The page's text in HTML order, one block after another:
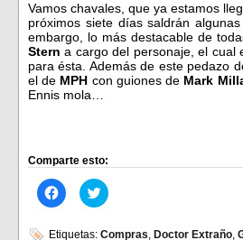
Vamos chavales, que ya estamos
próximos siete días saldrán
embargo, lo más destacable de
Stern a cargo del personaje, el cual
para ésta. Además de este pedazo
el de MPH con guiones de Mark
Ennis mola…
Comparte esto:
Haz
clic
en
Haz
clic
en
Etiquetas: Compras, Doctor Extraño,